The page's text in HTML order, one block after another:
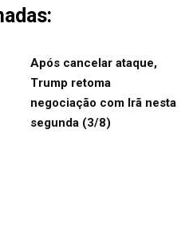
Após cancelar ataque,
Trump retoma
negociação com Irã nesta
segunda (3/8)